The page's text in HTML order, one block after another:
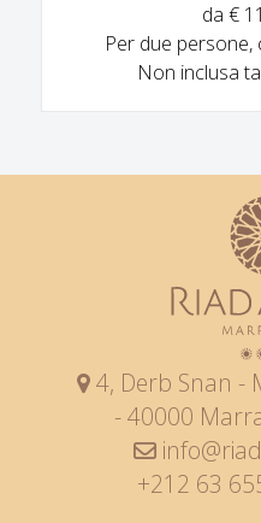
da €
Per due
Non inclusa
4, Derb Snan -
- 40000
+212 63